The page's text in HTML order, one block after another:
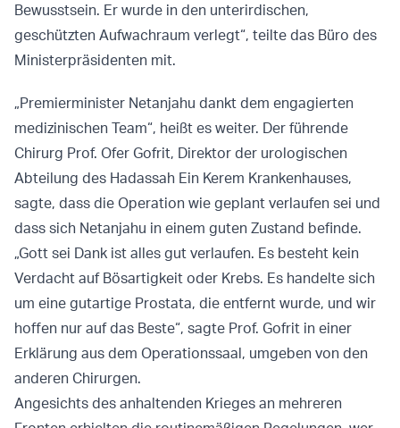
Bewusstsein. Er wurde in den unterirdischen,
geschützten Aufwachraum verlegt“, teilte das Büro des
Ministerpräsidenten mit.
„Premierminister Netanjahu dankt dem engagierten
medizinischen Team“, heißt es weiter. Der führende
Chirurg Prof. Ofer Gofrit, Direktor der urologischen
Abteilung des Hadassah Ein Kerem Krankenhauses,
sagte, dass die Operation wie geplant verlaufen sei und
dass sich Netanjahu in einem guten Zustand befinde.
„Gott sei Dank ist alles gut verlaufen. Es besteht kein
Verdacht auf Bösartigkeit oder Krebs. Es handelte sich
um eine gutartige Prostata, die entfernt wurde, und wir
hoffen nur auf das Beste“, sagte Prof. Gofrit in einer
Erklärung aus dem Operationssaal, umgeben von den
anderen Chirurgen.
Angesichts des anhaltenden Krieges an mehreren